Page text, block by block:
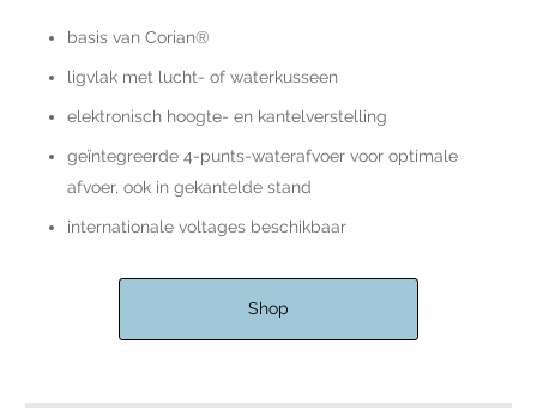
basis van Corian®
ligvlak met lucht- of waterkusseen
elektronisch hoogte- en kantelverstelling
geïntegreerde 4-punts-waterafvoer voor optimale
afvoer, ook in gekantelde stand
internationale voltages beschikbaar
Shop